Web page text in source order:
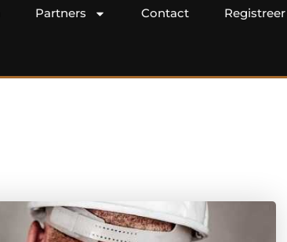
Partners Contact Registreer